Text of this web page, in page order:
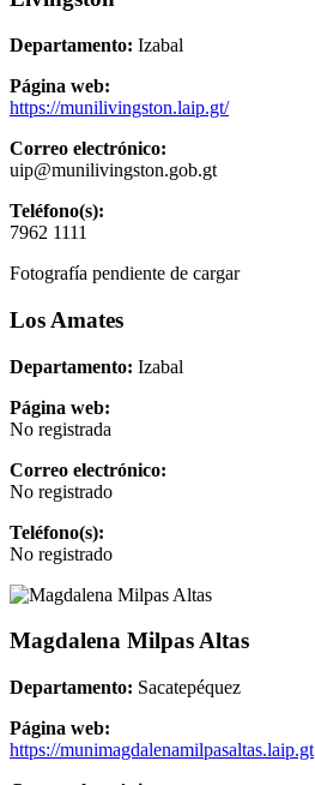
Departamento: Izabal
Página web:
https://munilivingston.laip.gt/
Correo electrónico:
uip@munilivingston.gob.gt
Teléfono(s):
7962 1111
Fotografía pendiente de cargar
Los Amates
Departamento: Izabal
Página web:
No registrada
Correo electrónico:
No registrado
Teléfono(s):
No registrado
Magdalena Milpas Altas
Departamento: Sacatepéquez
Página web:
https://munimagdalenamilpasaltas.laip.gt